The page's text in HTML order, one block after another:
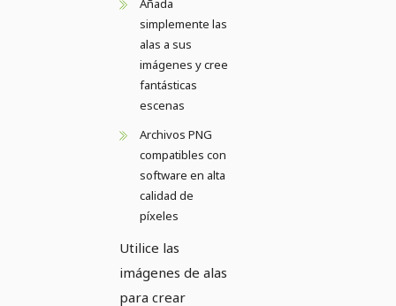
Añada
simplemente las
alas a sus
imágenes y cree
fantásticas
escenas
Archivos PNG
compatibles con
software en alta
calidad de
píxeles
Utilice las
imágenes de alas
para crear